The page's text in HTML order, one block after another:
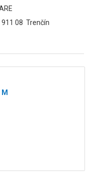
911 08 Trenčín